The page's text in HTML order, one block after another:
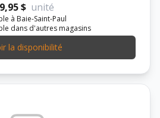
9,95 $ unité
à Baie-Saint-Paul
dans d'autres magasins
la disponibilité